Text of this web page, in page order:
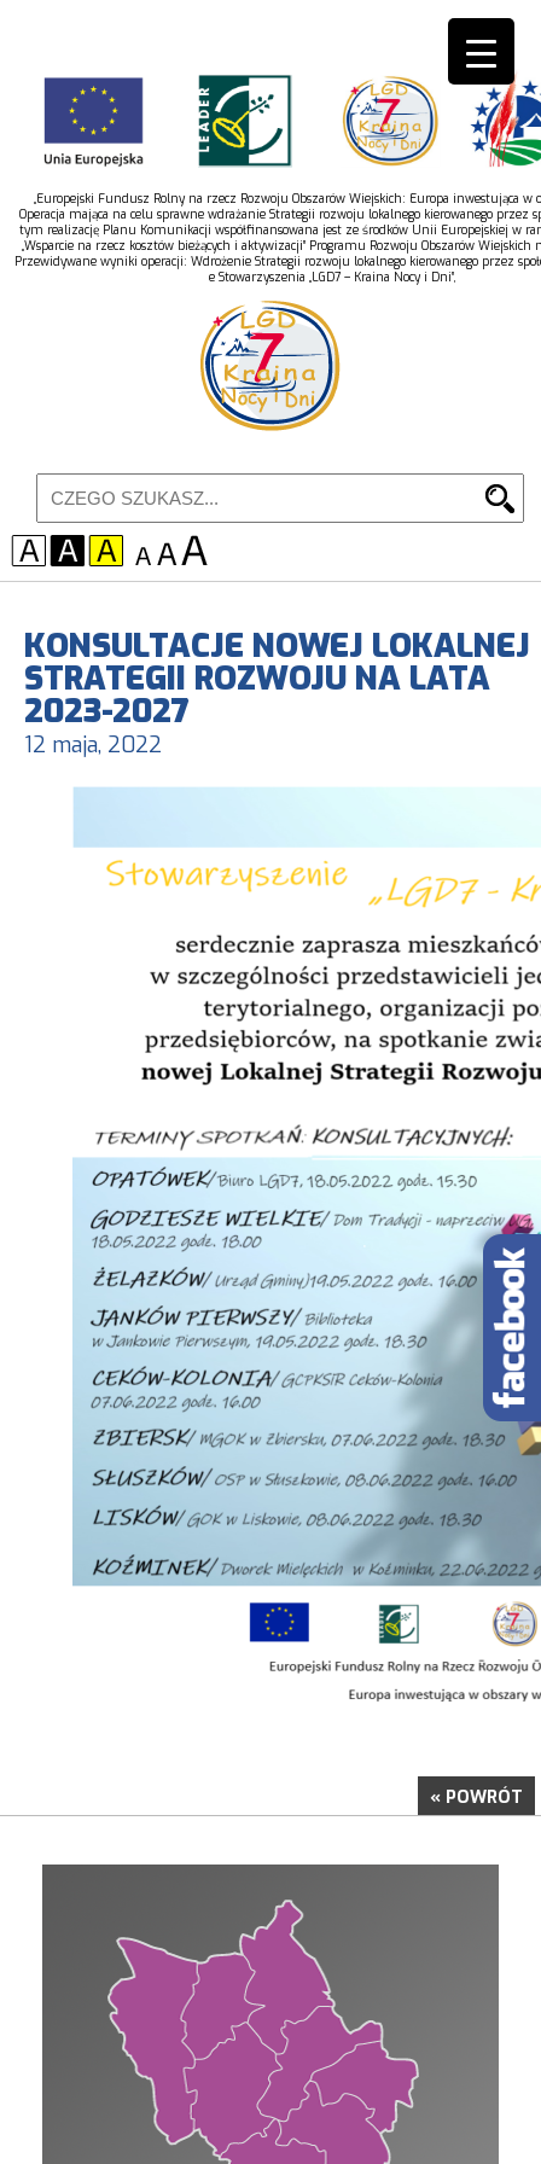
„Europejski Fundusz Rolny na rzecz Rozwoju Obszarów Wiejskich: Europa inwestująca w
Operacja mająca na celu sprawne wdrażanie Strategii rozwoju lokalnego kierowanego przez
tym realizację Planu Komunikacji współfinansowana jest ze środków Unii Europejskiej w
„Wsparcie na rzecz kosztów bieżących i aktywizacji” Programu Rozwoju Obszarów Wiejskich
Przewidywane wyniki operacji: Wdrożenie Strategii rozwoju lokalnego kierowanego przez
e Stowarzyszenia „LGD7 – Kraina Nocy i Dni”,
KONSULTACJE NOWEJ LOKALNEJ
STRATEGII ROZWOJU NA LATA
2023-2027
12 maja, 2022
« POWRÓT